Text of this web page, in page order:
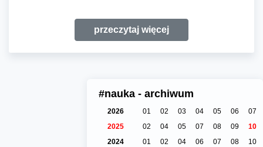
przeczytaj więcej
#nauka - archiwum
2026 01 02 03 04 05 06
07
2025
02 04 05 07 08 09
10
2024
01 02 04 06 07 08
10